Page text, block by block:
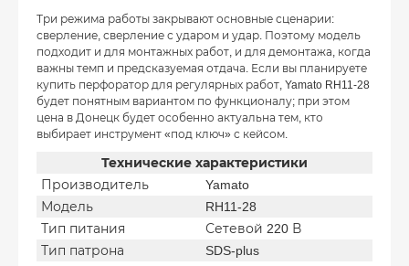
Три режима работы закрывают основные сценарии:
сверление, сверление с ударом и удар. Поэтому модель
подходит и для монтажных работ, и для демонтажа, когда
важны темп и предсказуемая отдача. Если вы планируете
купить перфоратор для регулярных работ, Yamato RH11-28
будет понятным вариантом по функционалу; при этом
цена в Донецк будет особенно актуальна тем, кто
выбирает инструмент «под ключ» с кейсом.
Технические характеристики
Производитель
Yamato
Модель
RH11-28
Тип питания
Сетевой 220 В
Тип патрона
SDS-plus